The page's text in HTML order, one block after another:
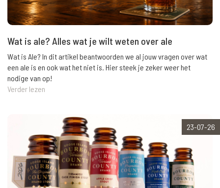
Wat is ale? Alles wat je wilt weten over ale
Wat is Ale? In dit artikel beantwoorden we al jouw vragen over wat
een ale is en ook wat het niet is. Hier steek je zeker weer het
nodige van op!
Verder lezen
23-07-26